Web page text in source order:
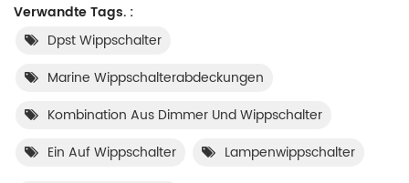
Verwandte Tags. :
Dpst Wippschalter
Marine Wippschalterabdeckungen
Kombination Aus Dimmer Und Wippschalter
Ein Auf Wippschalter
Lampenwippschalter